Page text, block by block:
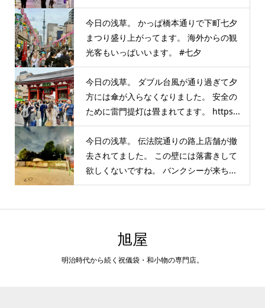
今日の浅草。 かっぱ橋本通りで下町七夕
まつり盛り上がってます。 海外からの観
光客もいっぱいいます。 #七夕
今日の浅草。 ダブル台風が通り過ぎて夕
方には傘が入らなくなりました。 安全の
ために雷門提灯は畳まれてます。 https...
今日の浅草。 伝法院通りの路上店舗が撤
去されてました。 この壁には落書きして
欲しくないですね。 バンクシーが来ち...
旭屋
明治時代から続く祝儀袋・和小物の専門店。